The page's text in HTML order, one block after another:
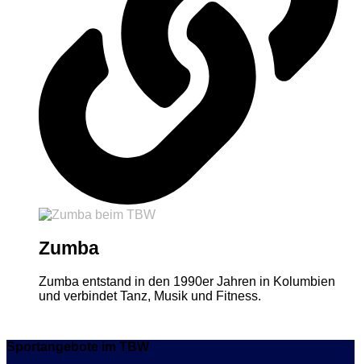
Zumba
Zumba entstand in den 1990er Jahren in Kolumbien
und verbindet Tanz, Musik und Fitness.
Sportangebote im TBW